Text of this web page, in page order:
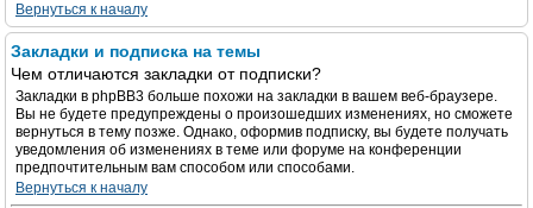
Вернуться к началу
Закладки и подписка на темы
Чем отличаются закладки от подписки?
Закладки в phpBB3 больше похожи на закладки в вашем веб-браузере.
Вы не будете предупреждены о произошедших изменениях, но сможете
вернуться в тему позже. Однако, оформив подписку, вы будете получать
уведомления об изменениях в теме или форуме на конференции
предпочтительным вам способом или способами.
Вернуться к началу